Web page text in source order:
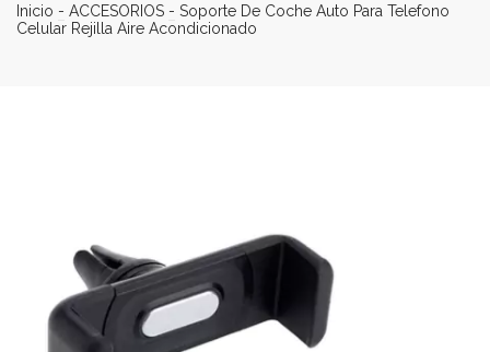
Inicio - ACCESORIOS - Soporte De Coche Auto Para Telefono
Celular Rejilla Aire Acondicionado